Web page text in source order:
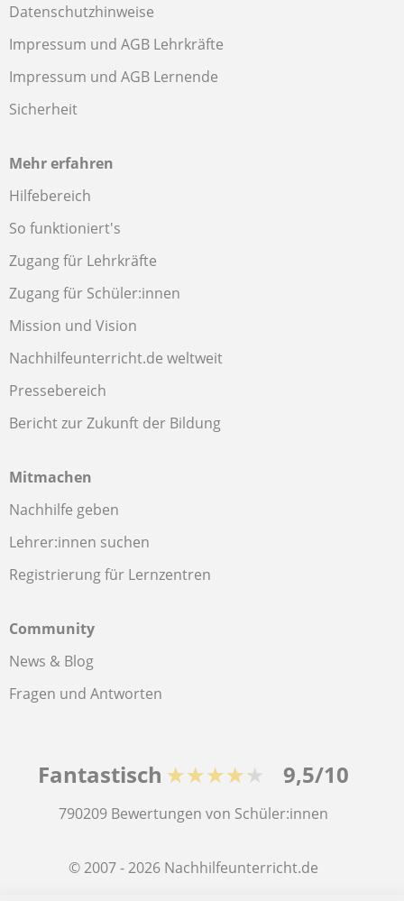
Datenschutzhinweise
Impressum und AGB Lehrkräfte
Impressum und AGB Lernende
Sicherheit
Mehr erfahren
Hilfebereich
So funktioniert's
Zugang für Lehrkräfte
Zugang für Schüler:innen
Mission und Vision
Nachhilfeunterricht.de weltweit
Pressebereich
Bericht zur Zukunft der Bildung
Mitmachen
Nachhilfe geben
Lehrer:innen suchen
Registrierung für Lernzentren
Community
News & Blog
Fragen und Antworten
Fantastisch ★★★★★ 9,5/10
790209 Bewertungen von Schüler:innen
© 2007 - 2026 Nachhilfeunterricht.de